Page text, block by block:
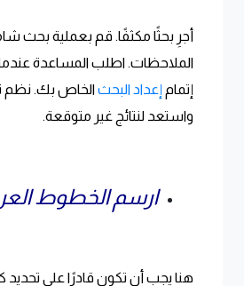
أجرِ بحثًا مكثفًا. قم بعملية بحث
الملاحظات. اطلب المساعدة عندما
إتمام إعداد البحثالخاص بك. نظم
واستعد لنتائج غير متوقعة.
ارسم الخطوط
هنا يجب أن تكون قادرًا على